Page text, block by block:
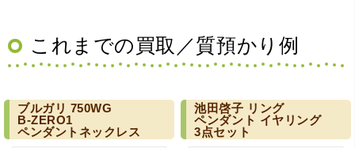
これまでの買取／質預かり例
ブルガリ 750WG
B-ZERO1
ペンダントネックレス
池田啓子 リング
ペンダント イヤリング
3点セット